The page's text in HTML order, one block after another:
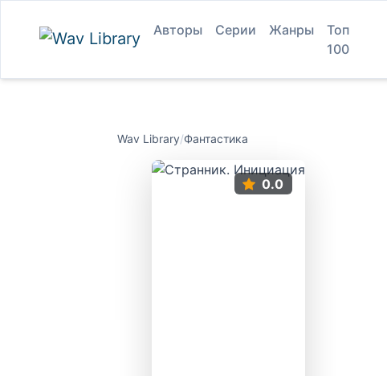
Авторы Серии Жанры
Топ
100
Wav Library/Фантастика
0.0